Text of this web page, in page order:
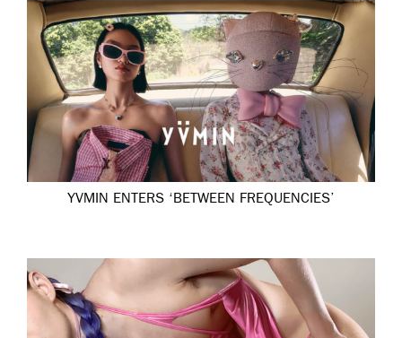
YVMIN ENTERS ‘BETWEEN FREQUENCIES’